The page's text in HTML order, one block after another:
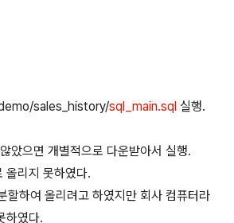
sales_history/sql_main.sql 실행.
았으면 개별적으로 다운받아서 실행.
올리지 못하였다.
할하여 올리려고 하였지만 회사 컴퓨터라
하였다.